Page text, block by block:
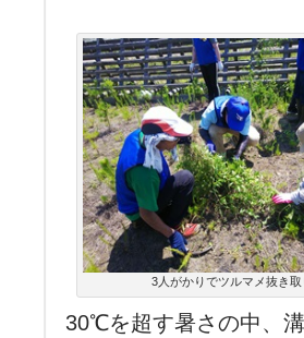
3人がかりでツルマメ抜き取
30℃を超す暑さの中、